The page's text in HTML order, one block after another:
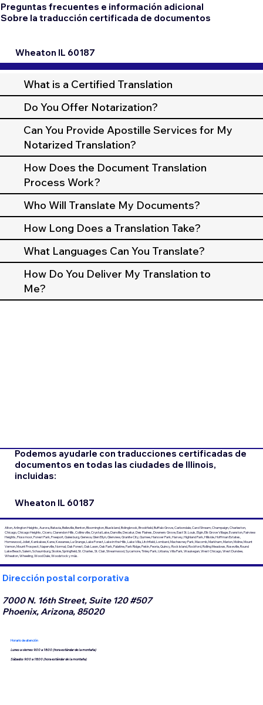
Preguntas frecuentes e información adicional
Sobre la traducción certificada de documentos
Wheaton IL 60187
What is a Certified Translation
Do You Offer Notarization?
Can You Provide Apostille Services for My
Notarized Translation?
How Does the Document Translation
Process Work?
Who Will Translate My Documents?
How Long Does a Translation Take?
What Languages Can You Translate?
How Do You Deliver My Translation to
Me?
Podemos ayudarle con traducciones certificadas de
documentos en todas las ciudades de Illinois,
incluidas:
Wheaton IL 60187
Alton, Arlington Heights, Aurora, Batavia, Belleville, Benton, Bloomington, Blue Island, Bolingbrook, Brookfield, Buffalo Grove, Carbondale, Carol Stream, Champaign, Charleston,
Chicago, Chicago Heights, Cicero, Clarendon Hills, Collinsville, Crystal Lake, Danville, Decatur, Des Plaines, Downers Grove, East St. Louis, Elgin, Elk Grove Village, Evanston, Fairview
Heights, Flossmoor, Forest Park, Freeport, Galesburg, Geneva, Glen Ellyn, Glenview, Granite City, Gurnee, Hanover Park, Harvey, Highland Park, Hillside, Hoffman Estates,
Homewood, Joliet, Kankakee, Kane, Kewanee, La Grange, Lake Forest, Lake in the Hills, Lake Villa, Litchfield, Lombard, Machesney Park, Macomb, Markham, Marion, Moline, Mount
Vernon, Mount Prospect, Naperville, Normal, Oak Forest, Oak Lawn, Oak Park, Palatine, Park Ridge, Pekín, Peoria, Quincy, Rock Island, Rockford, Rolling Meadows, Roseville, Round
Lake Beach, Salem, Schaumburg, Skokie, Springfield, St. Charles, St. Clair, Streamwood, Sycamore, Tinley Park, Urbana, Villa Park, Waukegan, West Chicago, West Dundee,
Wheaton, Wheeling, Wood Dale, Woodstock y más.
Dirección postal corporativa
7000 N. 16th Street, Suite 120 #507
Phoenix, Arizona, 85020
Horario de atención
Lunes a viernes 9:00 a 18:00 (hora estándar de la montaña)
Sábados 9:00 a 18:00 (hora estándar de la montaña)